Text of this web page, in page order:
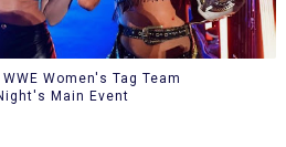
Women's Tag Team
Main Event